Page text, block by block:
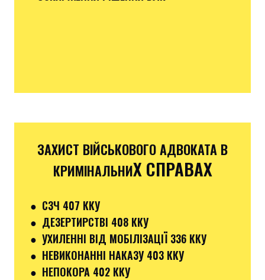
ЗАХИСТ ВІЙСЬКОВОГО АДВОКАТА В
КРИМІНАЛЬНИХ СПРАВАХ
● СЗЧ 407 ККУ
● ДЕЗЕРТИРСТВІ 408 ККУ
● УХИЛЕННІ ВІД МОБІЛІЗАЦІЇ 336 ККУ
● НЕВИКОНАННІ НАКАЗУ 403 ККУ
● НЕПОКОРА 402 ККУ